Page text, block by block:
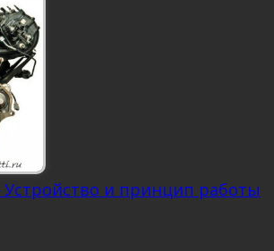
и принцип работы